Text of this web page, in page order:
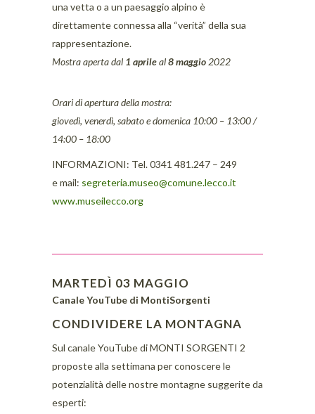
una vetta o a un paesaggio alpino è
direttamente connessa alla “verità” della sua
rappresentazione.
Mostra aperta dal 1 aprileal8 maggio 2022
Orari di apertura della mostra:
giovedì, venerdì, sabato e domenica 10:00 – 13:00 /
14:00 – 18:00
INFORMAZIONI: Tel. 0341 481.247 – 249
e mail: segreteria.museo@comune.lecco.it
www.museilecco.org
MARTEDÌ 03 MAGGIO
Canale YouTube di MontiSorgenti
CONDIVIDERE LA MONTAGNA
Sul canale YouTube di MONTI SORGENTI 2
proposte alla settimana per conoscere le
potenzialità delle nostre montagne suggerite da
esperti: